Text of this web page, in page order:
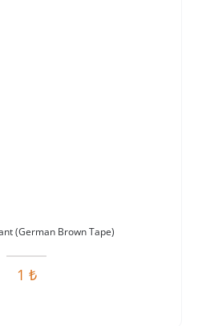
(German Brown Tape)
1 ₺